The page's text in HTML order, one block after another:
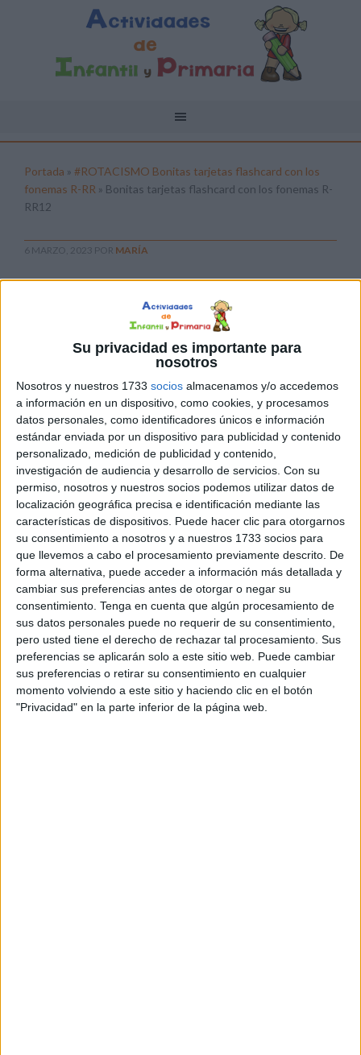
Su privacidad es importante para
nosotros
Nosotros y nuestros 1733 socios almacenamos y/o accedemos
a información en un dispositivo, como cookies, y procesamos
datos personales, como identificadores únicos e información
estándar enviada por un dispositivo para publicidad y contenido
personalizado, medición de publicidad y contenido,
investigación de audiencia y desarrollo de servicios. Con su
permiso, nosotros y nuestros socios podemos utilizar datos de
localización geográfica precisa e identificación mediante las
características de dispositivos. Puede hacer clic para otorgarnos
su consentimiento a nosotros y a nuestros 1733 socios para
que llevemos a cabo el procesamiento previamente descrito. De
forma alternativa, puede acceder a información más detallada y
cambiar sus preferencias antes de otorgar o negar su
consentimiento. Tenga en cuenta que algún procesamiento de
sus datos personales puede no requerir de su consentimiento,
pero usted tiene el derecho de rechazar tal procesamiento. Sus
preferencias se aplicarán solo a este sitio web. Puede cambiar
sus preferencias o retirar su consentimiento en cualquier
momento volviendo a este sitio y haciendo clic en el botón
"Privacidad" en la parte inferior de la página web.
Portada » #ROTACISMO Bonitas tarjetas flashcard con los
fonemas R-RR » Bonitas tarjetas flashcard con los fonemas R-
RR12
6 MARZO, 2023 POR MARÍA
fonemas R-RR12
Pulsa sobre el enlace para descargar el